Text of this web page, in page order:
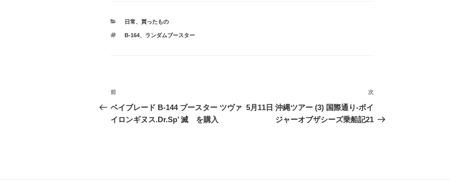
カ
ゴ
日常、 買ったもの
タ
B-164、 ランダムブースター
投
稿
ナ
前
の
投
前
ベイブレード B-144 ブースター ツヴァ
イロンギヌス.Dr.Sp’ 滅 を購入
次
投
次
5月11日 沖縄ツアー (3) 国際通り-ボイ
ジャーオブザシーズ乗船記21